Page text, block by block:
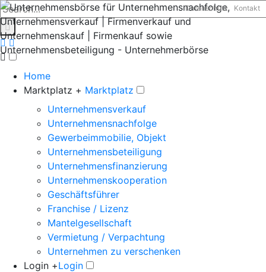
Datenschutz Kontakt
Home
Marktplatz + Marktplatz
Unternehmensverkauf
Unternehmensnachfolge
Gewerbeimmobilie, Objekt
Unternehmensbeteiligung
Unternehmensfinanzierung
Unternehmenskooperation
Geschäftsführer
Franchise / Lizenz
Mantelgesellschaft
Vermietung / Verpachtung
Unternehmen zu verschenken
Login +Login